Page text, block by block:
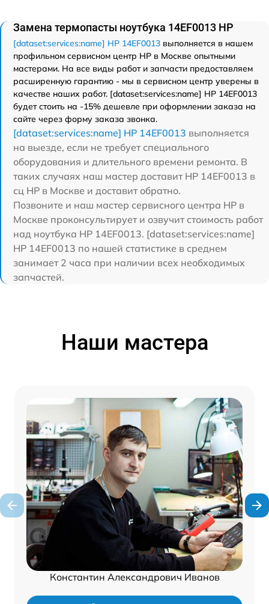
Замена термопасты ноутбука 14EF0013 HP
[dataset:services:name] HP 14EF0013 выполняется в нашем
профильном сервисном центр HP в Москве опытными
мастерами. На все виды работ и запчасти предоставляем
расширенную гарантию - мы в сервисном центр уверены в
качестве наших работ. [dataset:services:name] HP 14EF0013
будет стоить на -15% дешевле при оформлении заказа на
сайте через форму заказа звонка.
[dataset:services:name] HP 14EF0013 выполняется
на выезде, если не требует специального
оборудования и длительного времени ремонта. В
таких случаях наш мастер доставит HP 14EF0013 в
сц HP в Москве и доставит обратно.
Позвоните и наш мастер сервисного центра HP в
Москве проконсультирует и озвучит стоимость работ
над ноутбука HP 14EF0013. [dataset:services:name]
HP 14EF0013 по нашей статистике в среднем
занимает 2 часа при наличии всех необходимых
запчастей.
Наши мастера
Константин Александрович Иванов